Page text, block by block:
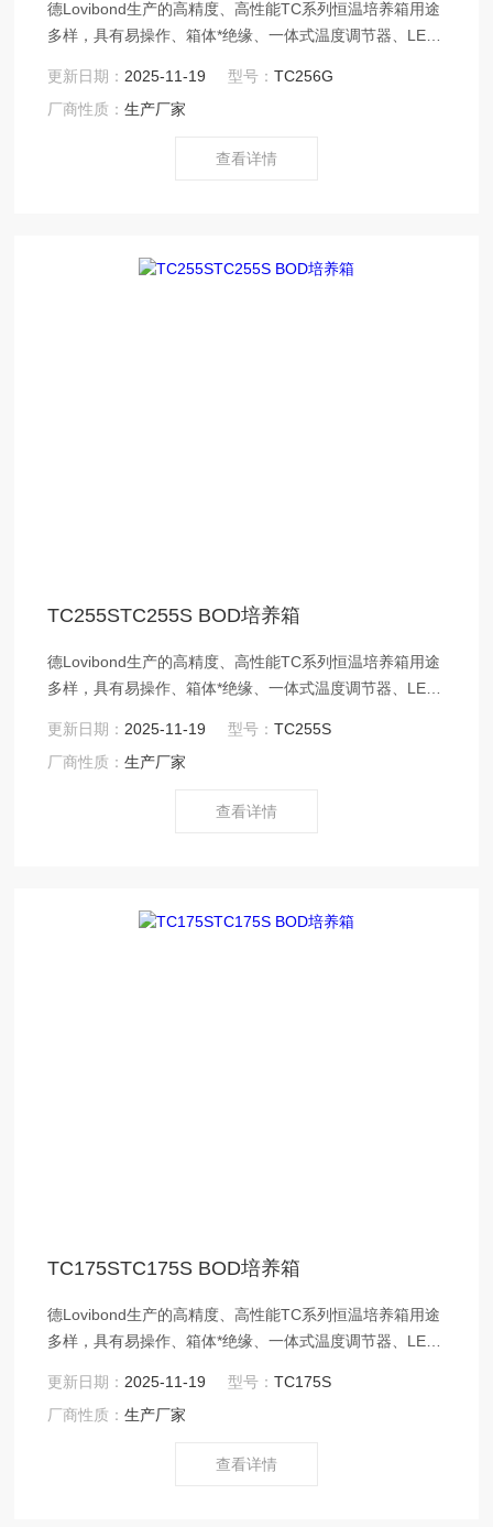
德Lovibond生产的高精度、高性能TC系列恒温培养箱用途
多样，具有易操作、箱体*绝缘、一体式温度调节器、LED
分，培养箱温度控制范围为 2℃至40℃，Z小温度调控为
0.1℃。通过上下键即可轻松设定控制温度值，在显示屏上
更新日期： 2025-11-19 型号：TC256G
厂商性质：生产厂家
查看详情
TC255STC255S BOD培养箱
德Lovibond生产的高精度、高性能TC系列恒温培养箱用途
多样，具有易操作、箱体*绝缘、一体式温度调节器、LED
分，培养箱温度控制范围为 2℃至40℃，Z小温度调控为
0.1℃。通过上下键即可轻松设定控制温度值，在显示屏上
更新日期： 2025-11-19 型号：TC255S
厂商性质：生产厂家
查看详情
TC175STC175S BOD培养箱
德Lovibond生产的高精度、高性能TC系列恒温培养箱用途
多样，具有易操作、箱体*绝缘、一体式温度调节器、LED
分，培养箱温度控制范围为 2℃至40℃，Z小温度调控为
0.1℃。通过上下键即可轻松设定控制温度值，在显示屏上
更新日期： 2025-11-19 型号：TC175S
厂商性质：生产厂家
查看详情